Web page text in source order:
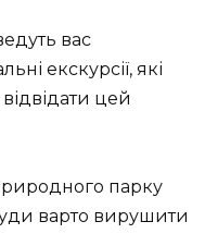
вас
екскурсії, які
цей
парку
варто вирушити